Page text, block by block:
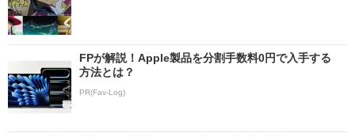
FPが解説！Apple製品を分割手数料0円で入手する
方法とは？
PR(Fav-Log)